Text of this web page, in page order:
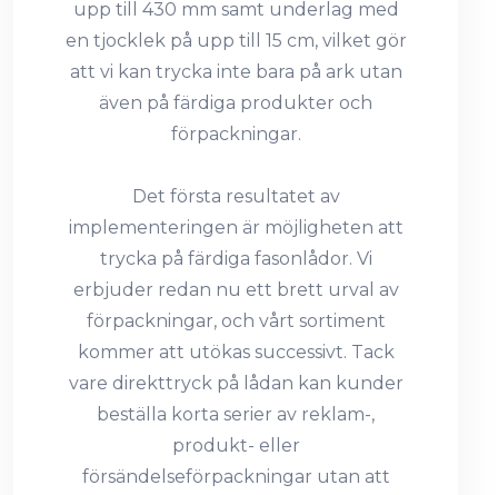
upp till 430 mm samt underlag med
en tjocklek på upp till 15 cm, vilket gör
att vi kan trycka inte bara på ark utan
även på färdiga produkter och
förpackningar.
Det första resultatet av
implementeringen är möjligheten att
trycka på färdiga fasonlådor. Vi
erbjuder redan nu ett brett urval av
förpackningar, och vårt sortiment
kommer att utökas successivt. Tack
vare direkttryck på lådan kan kunder
beställa korta serier av reklam-,
produkt- eller
försändelseförpackningar utan att